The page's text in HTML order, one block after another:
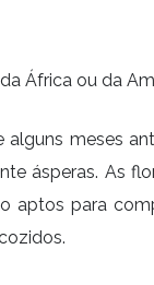
África ou da
meses
ásperas. As
aptos para